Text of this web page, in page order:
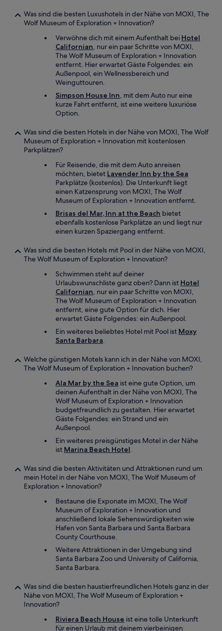
Was sind die besten Luxushotels in der Nähe von MOXI, The
Wolf Museum of Exploration + Innovation?
Verwöhne dich mit einem Aufenthalt bei Hotel
Californian, nur ein paar Schritte von MOXI,
The Wolf Museum of Exploration + Innovation
entfernt. Hier erwartet Gäste Folgendes: ein
Außenpool, ein Wellnessbereich und
Weinguttouren.
Simpson House Inn, mit dem Auto nur eine
kurze Fahrt entfernt, ist eine weitere luxuriöse
Option.
Was sind die besten Hotels in der Nähe von MOXI, The Wolf
Museum of Exploration + Innovation mit kostenlosen
Parkplätzen?
Für Reisende, die mit dem Auto anreisen
möchten, bietet Lavender Inn by the Sea
Parkplätze (kostenlos). Die Unterkunft liegt
einen Katzensprung von MOXI, The Wolf
Museum of Exploration + Innovation entfernt.
Brisas del Mar, Inn at the Beach bietet
ebenfalls kostenlose Parkplätze an und liegt nur
einen kurzen Spaziergang entfernt.
Was sind die besten Hotels mit Pool in der Nähe von MOXI,
The Wolf Museum of Exploration + Innovation?
Schwimmen steht auf deiner
Urlaubswunschliste ganz oben? Dann ist Hotel
Californian, nur ein paar Schritte von MOXI,
The Wolf Museum of Exploration + Innovation
entfernt, eine gute Option für dich. Hier
erwartet Gäste Folgendes: ein Außenpool.
Ein weiteres beliebtes Hotel mit Pool ist Moxy
Santa Barbara.
Welche günstigen Motels kann ich in der Nähe von MOXI,
The Wolf Museum of Exploration + Innovation buchen?
Ala Mar by the Sea ist eine gute Option, um
deinen Aufenthalt in der Nähe von MOXI, The
Wolf Museum of Exploration + Innovation
budgetfreundlich zu gestalten. Hier erwartet
Gäste Folgendes: ein Strand und ein
Außenpool.
Ein weiteres preisgünstiges Motel in der Nähe
ist Marina Beach Hotel.
Was sind die besten Aktivitäten und Attraktionen rund um
mein Hotel in der Nähe von MOXI, The Wolf Museum of
Exploration + Innovation?
Bestaune die Exponate im MOXI, The Wolf
Museum of Exploration + Innovation und
anschließend lokale Sehenswürdigkeiten wie
Hafen von Santa Barbara und Santa Barbara
County Courthouse.
Weitere Attraktionen in der Umgebung sind
Santa Barbara Zoo und University of California,
Santa Barbara.
Was sind die besten haustierfreundlichen Hotels ganz in der
Nähe von MOXI, The Wolf Museum of Exploration +
Innovation?
Riviera Beach House ist eine tolle Unterkunft
für einen Urlaub mit deinem vierbeinigen